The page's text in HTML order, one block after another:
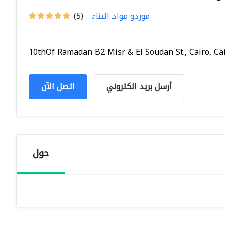
(5) موردو مواد البناء
10thOf Ramadan B2 Misr & El Soudan St., Cairo,
اتصل الآن أرسل بريد الكتروني
حول